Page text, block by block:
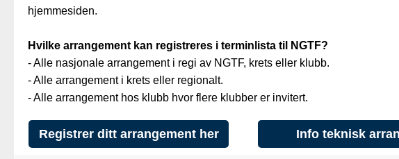
hjemmesiden.
Hvilke arrangement kan registreres i terminlista til NGTF?
- Alle nasjonale arrangement i regi av NGTF, krets eller klubb.
- Alle arrangement i krets eller regionalt.
- Alle arrangement hos klubb hvor flere klubber er invitert.
Registrer ditt arrangement her Info teknisk